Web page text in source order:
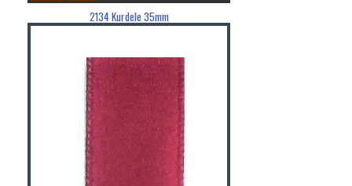
2134 Kurdele 35mm